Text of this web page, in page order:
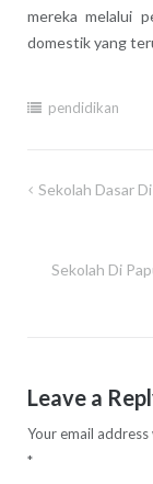
mereka melalui
domestik yang
pendidikan
Post
Sekolah Dasar
Sekolah Di
Leave a
Your email
*